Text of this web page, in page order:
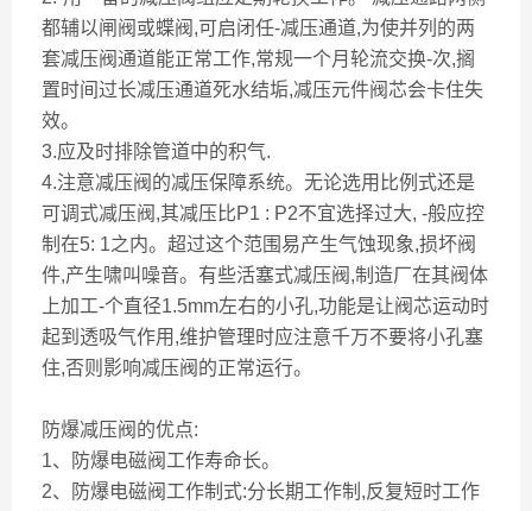
都辅以闸阀或蝶阀,可启闭任-减压通道,为使并列的两
套减压阀通道能正常工作,常规一个月轮流交换-次,搁
置时间过长减压通道死水结垢,减压元件阀芯会卡住失
效。
3.应及时排除管道中的积气.
4.注意减压阀的减压保障系统。无论选用比例式还是
可调式减压阀,其减压比P1 : P2不宜选择过大, -般应控
制在5: 1之内。超过这个范围易产生气蚀现象,损坏阀
件,产生啸叫噪音。有些活塞式减压阀,制造厂在其阀体
上加工-个直径1.5mm左右的小孔,功能是让阀芯运动时
起到透吸气作用,维护管理时应注意千万不要将小孔塞
住,否则影响减压阀的正常运行。
防爆减压阀的优点:
1、防爆电磁阀工作寿命长。
2、防爆电磁阀工作制式:分长期工作制,反复短时工作